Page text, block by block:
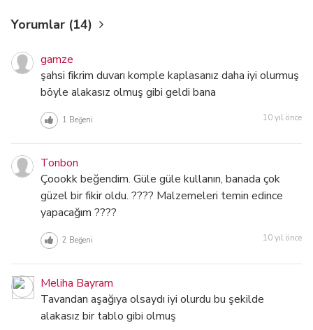
Yorumlar (14)
gamze
şahsi fikrim duvarı komple kaplasanız daha iyi olurmuş
böyle alakasız olmuş gibi geldi bana
1 Beğeni 10 yıl önce
Tonbon
Çoookk beğendim. Güle güle kullanın, banada çok
güzel bir fikir oldu. ???? Malzemeleri temin edince
yapacağım ????
2 Beğeni 10 yıl önce
Meliha Bayram
Tavandan aşağıya olsaydı iyi olurdu bu şekilde
alakasız bir tablo gibi olmuş